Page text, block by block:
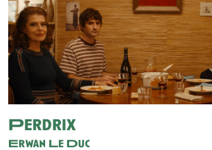
Perdrix
Erwan Le Duc